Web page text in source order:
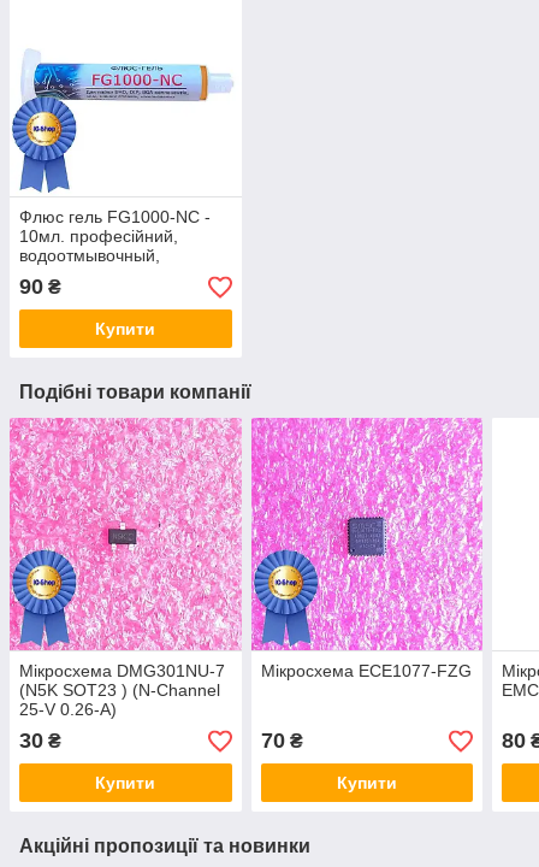
Флюс гель FG1000-NC -
10мл. професійний,
водоотмывочный,
водосмываемый
90 ₴
Купити
Подібні товари компанії
Мікросхема DMG301NU-7
(N5K SOT23 ) (N-Channel
25-V 0.26-A)
30 ₴
Купити
Мікросхема ECE1077-FZG
70₴
Купити
80
Акційні пропозиції та новинки